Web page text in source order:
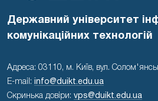
Державний університет
комунікаційних технологій
Адреса: 03110, м. Київ, вул.
E-mail:
info@duikt.edu.ua
Скринька довіри: vps@duikt.edu.ua